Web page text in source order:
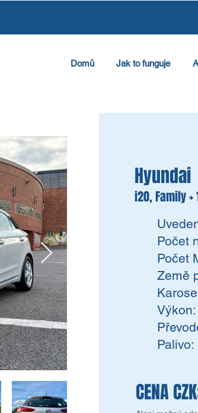
Domů Jak to funguje
Hyundai
i20, Family +
Počet
Počet
Země
Výkon:
Palivo:
CENA